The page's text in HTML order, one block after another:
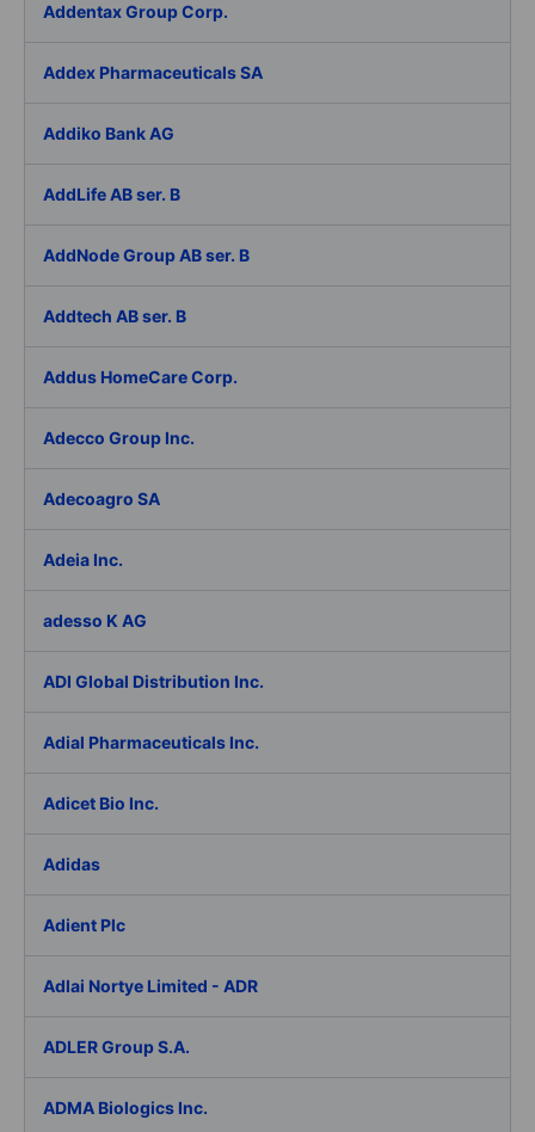
Addentax Group Corp.
Addex Pharmaceuticals SA
Addiko Bank AG
AddLife AB ser. B
AddNode Group AB ser. B
Addtech AB ser. B
Addus HomeCare Corp.
Adecco Group Inc.
Adecoagro SA
Adeia Inc.
adesso K AG
ADI Global Distribution Inc.
Adial Pharmaceuticals Inc.
Adicet Bio Inc.
Adidas
Adient Plc
Adlai Nortye Limited - ADR
ADLER Group S.A.
ADMA Biologics Inc.